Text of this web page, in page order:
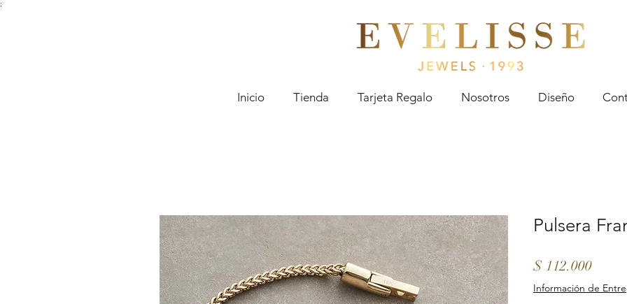
;
Evelisse Jewels
Inicio Tienda Tarjeta Regalo Nosotros Diseño
Pulsera
$ 112.000Precio
Información de